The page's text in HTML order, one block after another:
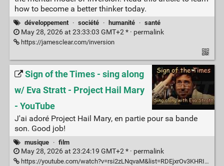
how to become a better thinker today.
développement · société · humanité · santé
May 28, 2026 at 23:33:03 GMT+2 * · permalink
https://jamesclear.com/inversion
Sign of the Times - sing along
w/ Eva Stratt - Project Hail Mary
- YouTube
J'ai adoré Project Hail Mary, en partie pour sa bande
son. Good job!
musique · film
May 28, 2026 at 23:24:19 GMT+2 * · permalink
https://youtube.com/watch?v=rsi2zLNqvaM&list=RDEjxrOv3KHRI&index=2